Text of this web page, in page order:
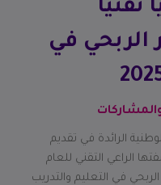
تقنيًا
الربحي في
الرائدة في تقديم
الراعي التقني للعام
الربحي في التعليم والتدريب